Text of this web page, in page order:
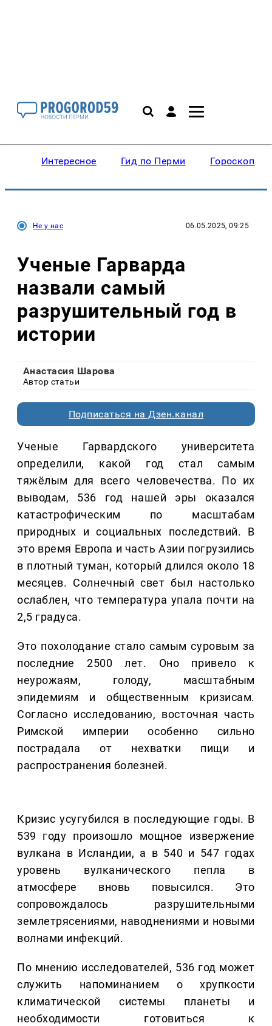
Интересное Гид по Перми Гороскопы
Не у нас 06.05.2025, 09:25
Ученые Гарварда
назвали самый
разрушительный год в
истории
Анастасия Шарова
Автор статьи
Подписаться на Дзен.канал
Ученые Гарвардского университета
определили, какой год стал самым
тяжёлым для всего человечества. По их
выводам, 536 год нашей эры оказался
катастрофическим по масштабам
природных и социальных последствий. В
это время Европа и часть Азии погрузились
в плотный туман, который длился около 18
месяцев. Солнечный свет был настолько
ослаблен, что температура упала почти на
2,5 градуса.
Это похолодание стало самым суровым за
последние 2500 лет. Оно привело к
неурожаям, голоду, масштабным
эпидемиям и общественным кризисам.
Согласно исследованию, восточная часть
Римской империи особенно сильно
пострадала от нехватки пищи и
распространения болезней.
Кризис усугубился в последующие годы. В
539 году произошло мощное извержение
вулкана в Исландии, а в 540 и 547 годах
уровень вулканического пепла в
атмосфере вновь повысился. Это
сопровождалось разрушительными
землетрясениями, наводнениями и новыми
волнами инфекций.
По мнению исследователей, 536 год может
служить напоминанием о хрупкости
климатической системы планеты и
необходимости готовиться к